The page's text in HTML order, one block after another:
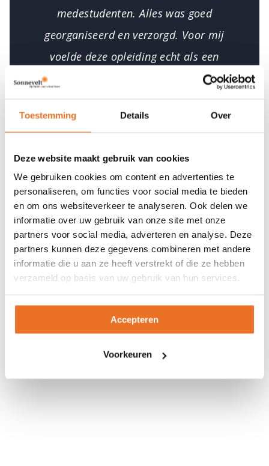
Toestemming Details Over
Deze website maakt gebruik van cookies
We gebruiken cookies om content en advertenties te
personaliseren, om functies voor social media te bieden
en om ons websiteverkeer te analyseren. Ook delen we
informatie over uw gebruik van onze site met onze
partners voor social media, adverteren en analyse. Deze
partners kunnen deze gegevens combineren met andere
informatie die u aan ze heeft verstrekt of die ze hebben
verzameld op basis van uw gebruik van hun services.
Accepteren
Voorkeuren
medestudenten. Alles was goed
georganiseerd en verzorgd. Voor mij
voelde deze opleiding echt als een
Inschrijven
Download proefles
Open dag